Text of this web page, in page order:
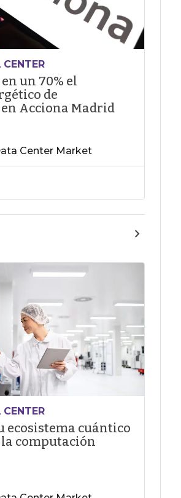
un 70% el
de
Acciona Madrid
Center Market
ecosistema cuántico
computación